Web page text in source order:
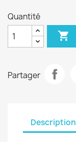
Quantité

Partager
Description